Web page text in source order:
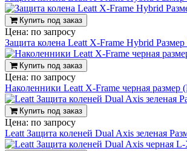
Купить под заказ
Цена: по запросу
Защита колена Leatt X-Frame Hybrid
Купить под заказ
Цена: по запросу
Наколенники Leatt X-Frame черная размер
Купить под заказ
Цена: по запросу
Leatt Защита коленей Dual Axis зеленая